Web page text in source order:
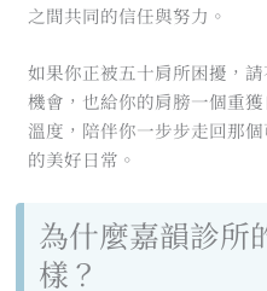
之間共同的信任與努力。
如果你正被五十肩所困擾，
機會，也給你的肩膀一個重
溫度，陪伴你一步步走回那
的美好日常。
為什麼嘉韻診所
樣？